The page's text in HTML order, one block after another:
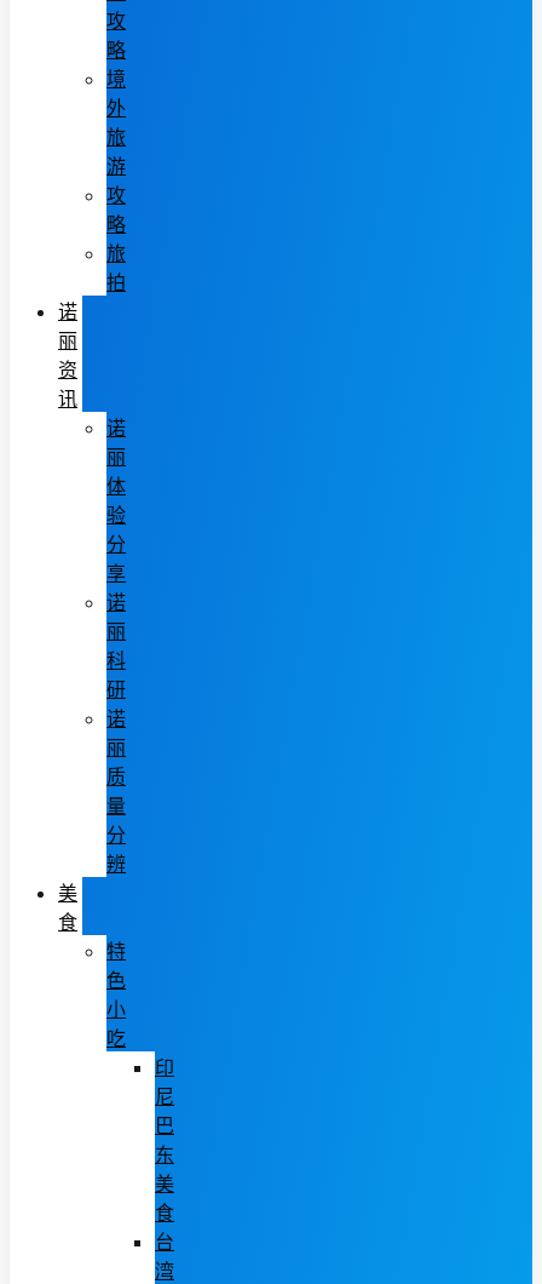
攻
略
境
外
旅
游
攻
略
旅
拍
诺
丽
资
讯
诺
丽
体
验
分
享
诺
丽
科
研
诺
丽
质
量
分
辨
美
食
特
色
小
吃
印
尼
巴
东
美
食
台
湾